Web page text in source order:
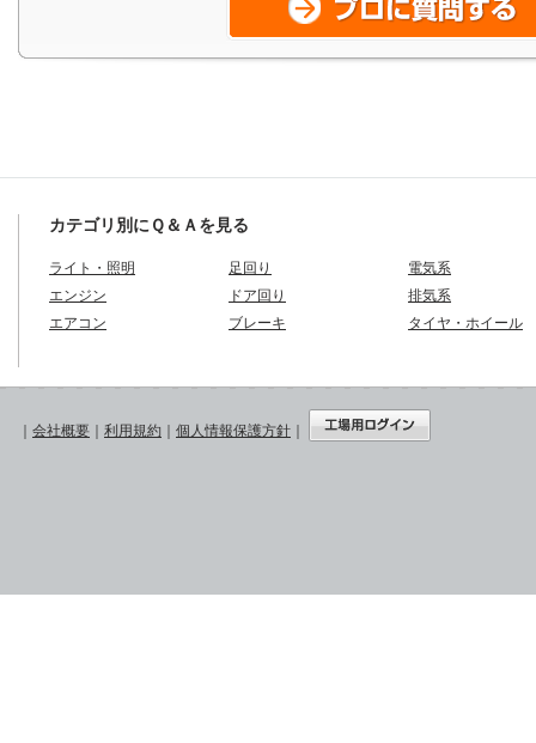
カテゴリ別にＱ＆Ａを見る
ライト・照明
エンジン
エアコン
足回り
ドア回り
ブレーキ
電気系
排気系
タイヤ・ホイール
会社概要 利用規約 個人情報保護方針